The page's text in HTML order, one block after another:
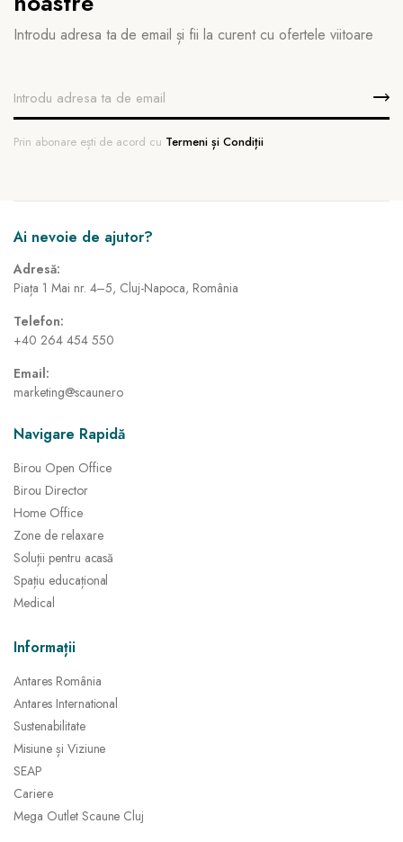
Introdu adresa ta de email și fii la curent cu ofertele viitoare
Prin abonare ești de acord cu Termeni și Condiții
Ai nevoie de ajutor?
Adresă:
Piața 1 Mai nr. 4–5, Cluj-Napoca, România
Telefon:
+40 264 454 550
Email:
marketing@scaune.ro
Navigare Rapidă
Birou Open Office
Birou Director
Home Office
Zone de relaxare
Soluții pentru acasă
Spațiu educațional
Medical
Informații
Antares România
Antares International
Sustenabilitate
Misiune și Viziune
SEAP
Cariere
Mega Outlet Scaune Cluj